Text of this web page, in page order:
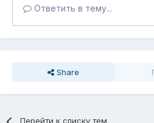
Ответить в тему...
Share
Перейти к списку тем